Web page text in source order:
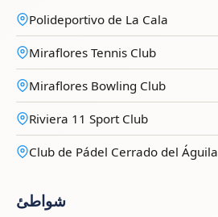
Polideportivo de La Cala
Miraflores Tennis Club
Miraflores Bowling Club
Riviera 11 Sport Club
Club de Pádel Cerrado del Águila
شواطئ